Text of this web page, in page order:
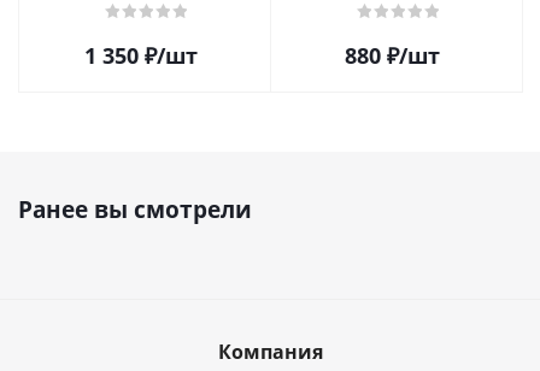
1 350₽/шт 880 ₽/шт
Ранее вы смотрели
Компания